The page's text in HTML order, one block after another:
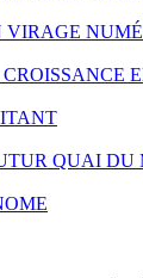
VIRAGE
QUAI DU